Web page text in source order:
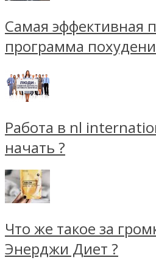
Самая эффективная
программа
Работа в nl
начать ?
Что же такое за
Энерджи Диет ?